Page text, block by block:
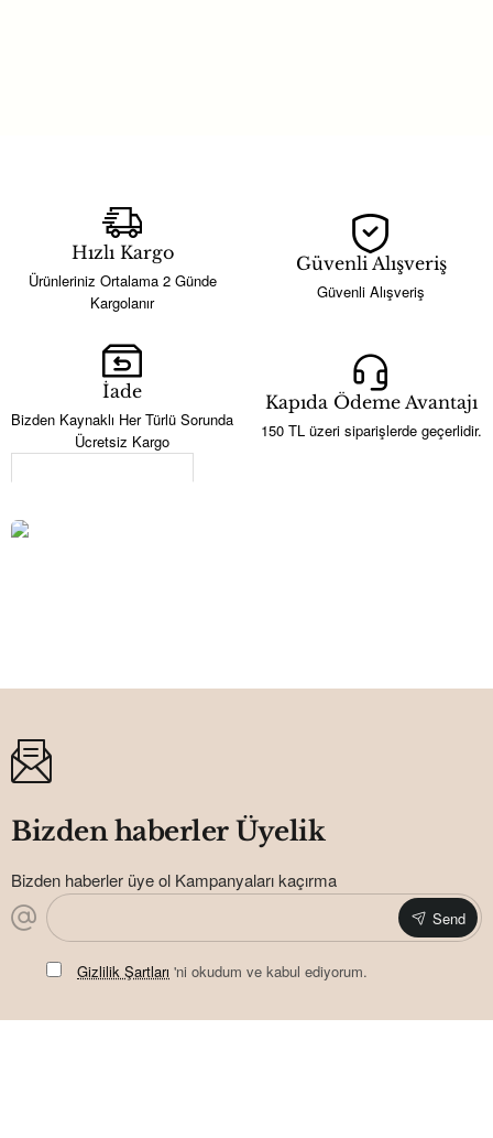
Hızlı Kargo
Ürünleriniz Ortalama 2 Günde
Kargolanır
Güvenli Alışveriş
Güvenli Alışveriş
İade
Bizden Kaynaklı Her Türlü Sorunda
Ücretsiz Kargo
Kapıda Ödeme Avantajı
150 TL üzeri siparişlerde geçerlidir.
Bizden haberler Üyelik
Bizden haberler üye ol Kampanyaları kaçırma
Send
Gizlilik Şartları 'ni okudum ve kabul ediyorum.